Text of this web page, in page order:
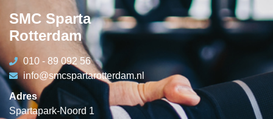
SMC Sparta
Rotterdam
010 - 89 092 56
info@smcspartarotterdam.nl
Adres
Spartapark-Noord 1